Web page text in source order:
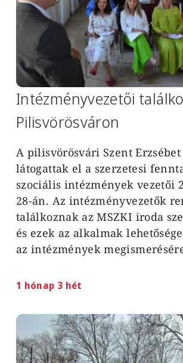
Intézményvezetői
Pilisvörösváron
A pilisvörösvári Szent
látogattak el a szerzetesi
szociális intézmények vezetői
28-án. Az intézményvezetők
találkoznak az MSZKI iroda
és ezek az alkalmak
az intézmények
1 hónap 3 hét
Image